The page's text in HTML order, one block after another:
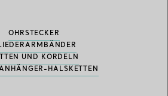
OHRSTECKER
UND KORDELN
HALSKETTEN